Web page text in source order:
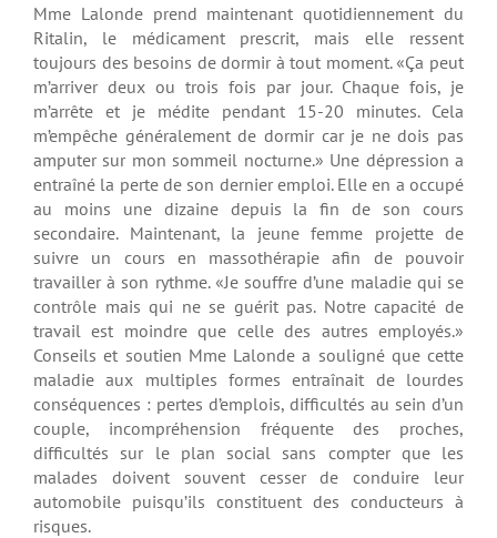
Mme Lalonde prend maintenant quotidiennement du
Ritalin, le médicament prescrit, mais elle ressent
toujours des besoins de dormir à tout moment. «Ça peut
m’arriver deux ou trois fois par jour. Chaque fois, je
m’arrête et je médite pendant 15-20 minutes. Cela
m’empêche généralement de dormir car je ne dois pas
amputer sur mon sommeil nocturne.» Une dépression a
entraîné la perte de son dernier emploi. Elle en a occupé
au moins une dizaine depuis la fin de son cours
secondaire. Maintenant, la jeune femme projette de
suivre un cours en massothérapie afin de pouvoir
travailler à son rythme. «Je souffre d’une maladie qui se
contrôle mais qui ne se guérit pas. Notre capacité de
travail est moindre que celle des autres employés.»
Conseils et soutien Mme Lalonde a souligné que cette
maladie aux multiples formes entraînait de lourdes
conséquences : pertes d’emplois, difficultés au sein d’un
couple, incompréhension fréquente des proches,
difficultés sur le plan social sans compter que les
malades doivent souvent cesser de conduire leur
automobile puisqu’ils constituent des conducteurs à
risques.